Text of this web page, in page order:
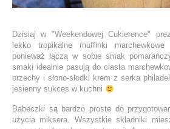
Dzisiaj w "Weekendowej Cukierence"
lekko tropikalne muffinki
ponieważ łączą w sobie smak
smaki idealnie pasują do ciasta
orzechy i słono-słodki krem z serka
jesienny sukces w kuchni
Babeczki są bardzo proste do
użycia miksera. Wszystkie składniki